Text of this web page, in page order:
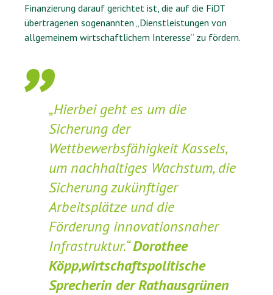
Finanzierung darauf gerichtet ist, die auf die FiDT
übertragenen sogenannten „Dienstleistungen von
allgemeinem wirtschaftlichem Interesse“ zu fördern.
„Hierbei geht es um die
Sicherung der
Wettbewerbsfähigkeit Kassels,
um nachhaltiges Wachstum, die
Sicherung zukünftiger
Arbeitsplätze und die
Förderung innovationsnaher
Infrastruktur.“Dorothee
Köpp,wirtschaftspolitische
Sprecherin der Rathausgrünen